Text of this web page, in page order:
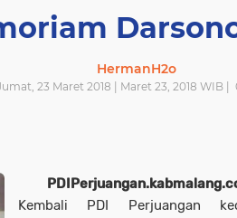
HermanH2o
23 Maret 2018 | Maret 23, 2018 WIB |
Kembali PDI Perjuangan